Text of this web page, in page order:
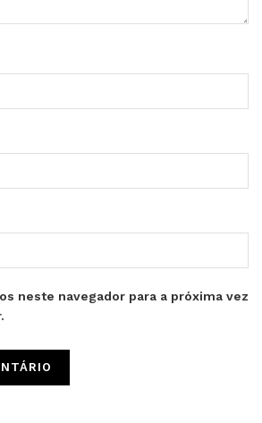
neste navegador para a próxima vez